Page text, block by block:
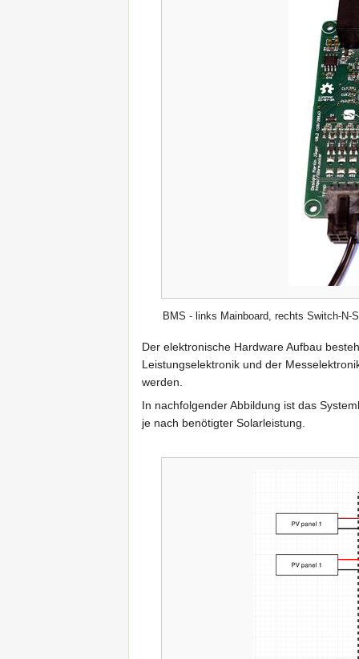
BMS - links Mainboard, rechts Switch-N-
Der elektronische Hardware Aufbau
Leistungselektronik und der
werden.
In nachfolgender Abbildung ist das
je nach benötigter Solarleistung.